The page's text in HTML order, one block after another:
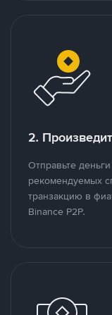
2.
Отправьте
рекомендуемых
транзакцию в
Binance P2P.